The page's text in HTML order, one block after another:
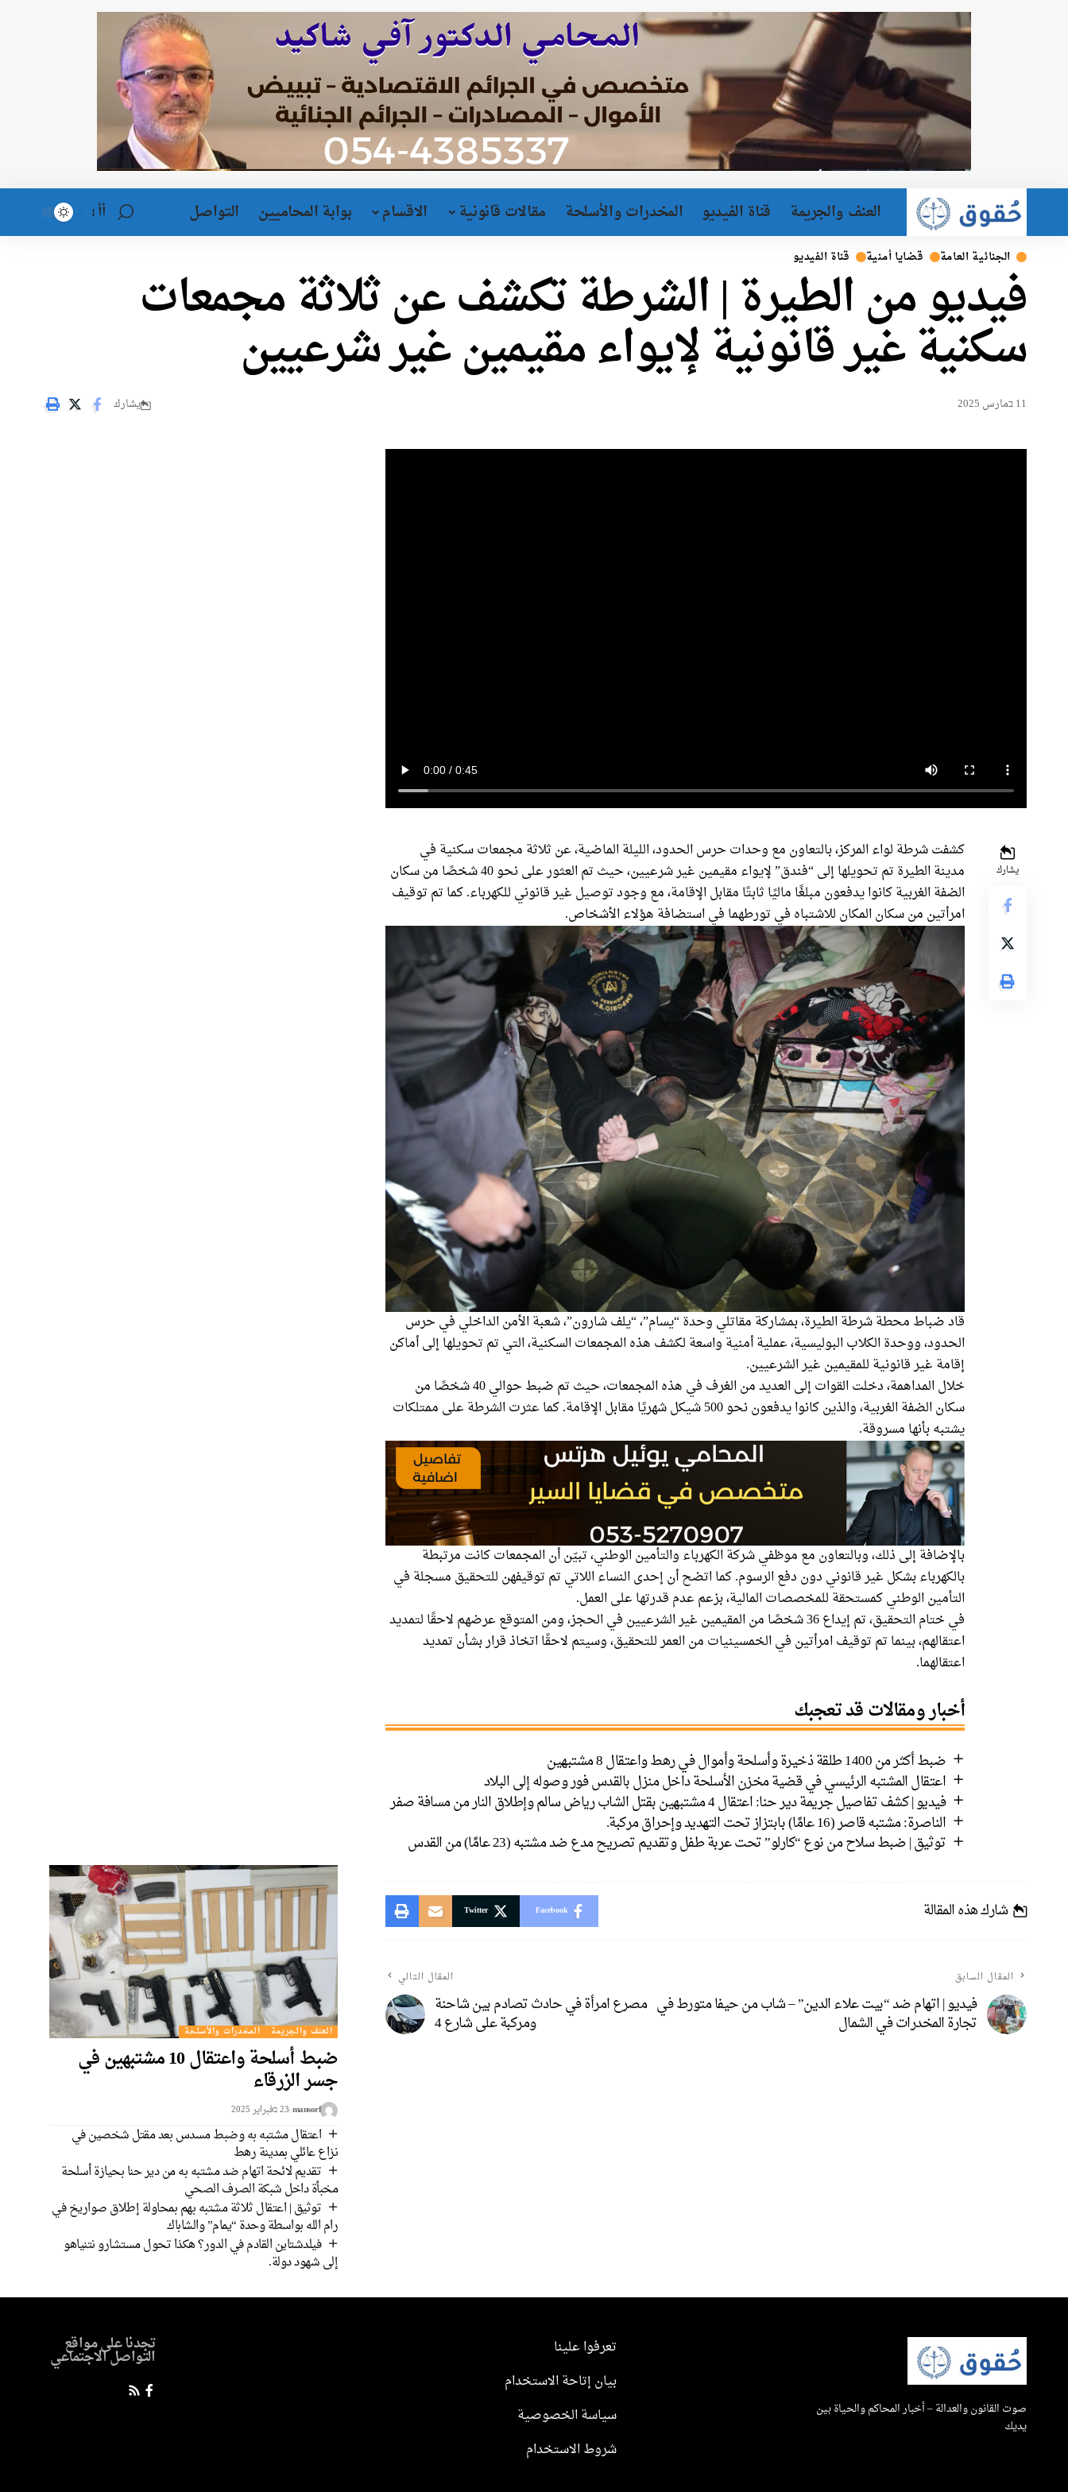
العنف والجريمة قناة الفيديو المخدرات والأسلحة مقالات قانونية الاقسام بوابة المحاميين التواصل أأ
الجنائية العامة قضايا أمنية قناة الفيديو
فيديو من الطيرة | الشرطة تكشف عن ثلاثة مجمعات
سكنية غير قانونية لإيواء مقيمين غير شرعيين
11 בمارس 2025 يشارك
يشارك
كشفت شرطة لواء المركز، بالتعاون مع وحدات حرس الحدود، الليلة الماضية، عن ثلاثة مجمعات سكنية في
مدينة الطيرة تم تحويلها إلى “فندق” لإيواء مقيمين غير شرعيين، حيث تم العثور على نحو 40 شخصًا من سكان
الضفة الغربية كانوا يدفعون مبلغًا ماليًا ثابتًا مقابل الإقامة، مع وجود توصيل غير قانوني للكهرباء. كما تم توقيف
امرأتين من سكان المكان للاشتباه في تورطهما في استضافة هؤلاء الأشخاص.
قاد ضباط محطة شرطة الطيرة، بمشاركة مقاتلي وحدة “يسام”، “يلف شارون”، شعبة الأمن الداخلي في حرس
الحدود، ووحدة الكلاب البوليسية، عملية أمنية واسعة لكشف هذه المجمعات السكنية، التي تم تحويلها إلى أماكن
إقامة غير قانونية للمقيمين غير الشرعيين.
خلال المداهمة، دخلت القوات إلى العديد من الغرف في هذه المجمعات، حيث تم ضبط حوالي 40 شخصًا من
سكان الضفة الغربية، والذين كانوا يدفعون نحو 500 شيكل شهريًا مقابل الإقامة. كما عثرت الشرطة على ممتلكات
يشتبه بأنها مسروقة.
بالإضافة إلى ذلك، وبالتعاون مع موظفي شركة الكهرباء والتأمين الوطني، تبيّن أن المجمعات كانت مرتبطة
بالكهرباء بشكل غير قانوني دون دفع الرسوم. كما اتضح أن إحدى النساء اللاتي تم توقيفهن للتحقيق مسجلة في
التأمين الوطني كمستحقة للمخصصات المالية، بزعم عدم قدرتها على العمل.
في ختام التحقيق، تم إيداع 36 شخصًا من المقيمين غير الشرعيين في الحجز، ومن المتوقع عرضهم لاحقًا لتمديد
اعتقالهم، بينما تم توقيف امرأتين في الخمسينيات من العمر للتحقيق، وسيتم لاحقًا اتخاذ قرار بشأن تمديد
اعتقالهما.
أخبار ومقالات قد تعجبك
ضبط أكثر من 1400 طلقة ذخيرة وأسلحة وأموال في رهط واعتقال 8 مشتبهين
اعتقال المشتبه الرئيسي في قضية مخزن الأسلحة داخل منزل بالقدس فور وصوله إلى البلاد
فيديو | كشف تفاصيل جريمة دير حنا: اعتقال 4 مشتبهين بقتل الشاب رياض سالم وإطلاق النار من مسافة صفر
الناصرة: مشتبه قاصر (16 عامًا) بابتزاز تحت التهديد وإحراق مركبة.
توثيق | ضبط سلاح من نوع “كارلو” تحت عربة طفل وتقديم تصريح مدع ضد مشتبه (23 عامًا) من القدس
شارك هذه المقالة Facebook
Twitter
المقال السابق
فيديو | اتهام ضد “بيت علاء الدين” – شاب من حيفا متورط في
تجارة المخدرات في الشمال
المقال التالي
مصرع امرأة في حادث تصادم بين شاحنة
ومركبة على شارع 4 العنف والجريمة المخدرات والأسلحة
ضبط أسلحة واعتقال 10 مشتبهين في
جسر الزرقاء
mansorf23 בفبراير 2025
اعتقال مشتبه به وضبط مسدس بعد مقتل شخصين في
نزاع عائلي بمدينة رهط
تقديم لائحة اتهام ضد مشتبه به من دير حنا بحيازة أسلحة
مخبأة داخل شبكة الصرف الصحي
توثيق | اعتقال ثلاثة مشتبه بهم بمحاولة إطلاق صواريخ في
رام الله بواسطة وحدة “يمام” والشاباك
فيلدشتاين القادم في الدور؟ هكذا تحول مستشارو نتنياهو
إلى شهود دولة.
صوت القانون والعدالة – أخبار المحاكم والحياة بين
يديك
تعرفوا علينا
بيان إتاحة الاستخدام
سياسة الخصوصية
شروط الاستخدام
تجدنا على مواقع
التواصل الاجتماعي